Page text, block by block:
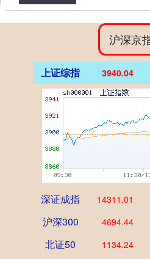
沪深京
上证综指 3940.04
深证成指 14311.01
沪深300 4694.44
北证50 1134.24